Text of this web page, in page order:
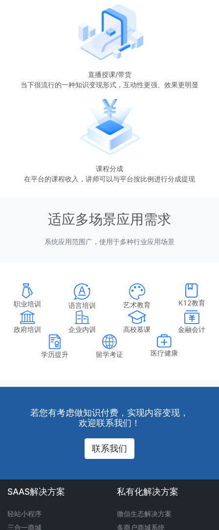
直播授课/带货
当下很流行的一种知识变现形式，互动性更强、效果更明显
课程分成
在平台的课程收入，讲师可以与平台按比例进行分成提现
适应多场景应用需求
系统应用范围广，使用于多种行业应用场景
职业培训 语言培训 艺术教育 K12教育
政府培训 企业内训 高校慕课 金融会计
学历提升 留学考证 医疗健康
若您有考虑做知识付费，实现内容变现，
欢迎联系我们！
联系我们
SAAS解决方案
轻站小程序
三合一商城
私有化解决方案
微信生态解决方案
多商户商城系统